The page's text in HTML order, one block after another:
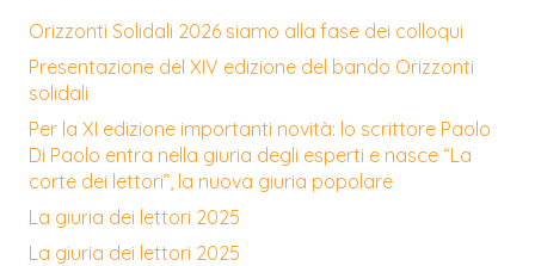
Orizzonti Solidali 2026 siamo alla fase dei colloqui
Presentazione del XIV edizione del bando Orizzonti
solidali
Per la XI edizione importanti novità: lo scrittore Paolo
Di Paolo entra nella giuria degli esperti e nasce “La
corte dei lettori”, la nuova giuria popolare
La giuria dei lettori 2025
La giuria dei lettori 2025